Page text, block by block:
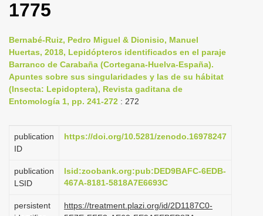
v
i
g
a
1775
Bernabé-Ruiz, Pedro Miguel & Dionisio, Manuel
Huertas, 2018, Lepidópteros identificados en el paraje
Barranco de Carabaña (Cortegana-Huelva-España).
Apuntes sobre sus singularidades y las de su hábitat
(Insecta: Lepidoptera), Revista gaditana de
Entomología 1, pp. 241-272 : 272
publication
ID
https://doi.org/10.5281/zenodo.16978247
publication
LSID
lsid:zoobank.org:pub:DED9BAFC-6EDB-
467A-8181-5818A7E6693C
persistent
https://treatment.plazi.org/id/2D1187C0-